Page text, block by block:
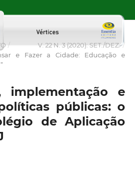
/ V. 22 N. 3 (2020): SET./DEZ. /
e Fazer a Cidade: Educação e
implementação e
públicas: o
de Aplicação